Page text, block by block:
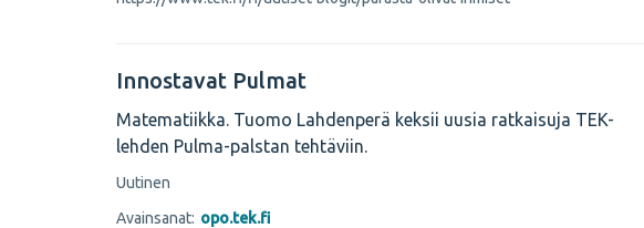
Innostavat Pulmat
Matematiikka. Tuomo Lahdenperä keksii uusia ratkaisuja TEK-
lehden Pulma-palstan tehtäviin.
Uutinen
Avainsanat: opo.tek.fi